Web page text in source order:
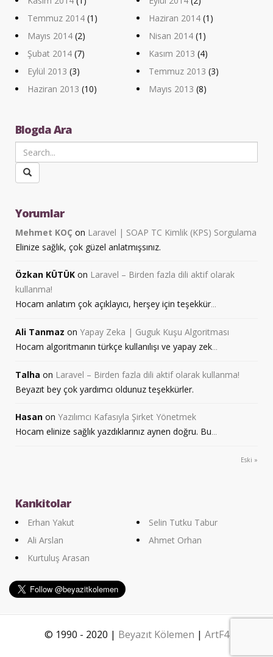
Temmuz 2014 (1) Haziran 2014 (1)
Mayıs 2014 (2) Nisan 2014 (1)
Şubat 2014 (7) Kasım 2013 (4)
Eylül 2013 (3) Temmuz 2013 (3)
Haziran 2013 (10) Mayıs 2013 (8)
Blogda Ara
Yorumlar
Mehmet KOÇ on Laravel | SOAP TC Kimlik (KPS) Sorgulama
Elinize sağlık, çok güzel anlatmışsınız.
Özkan KÜTÜK on Laravel – Birden fazla dili aktif olarak
kullanma!
Hocam anlatım çok açıklayıcı, herşey için teşekkür...
Ali Tanmaz on Yapay Zeka | Guguk Kuşu Algoritması
Hocam algoritmanın türkçe kullanılışı ve yapay zek...
Talha on Laravel – Birden fazla dili aktif olarak kullanma!
Beyazıt bey çok yardımcı oldunuz teşekkürler.
Hasan on Yazılımcı Kafasıyla Şirket Yönetmek
Hocam elinize sağlık yazdıklarınız aynen doğru. Bu...
Eski »
Kankitolar
Erhan Yakut
Selin Tutku Tabur
Ali Arslan
Ahmet Orhan
Kurtuluş Arasan
© 1990 - 2020 | Beyazıt Kölemen | ArtF4